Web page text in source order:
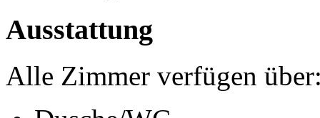
Ausstattung
Alle Zimmer verfügen